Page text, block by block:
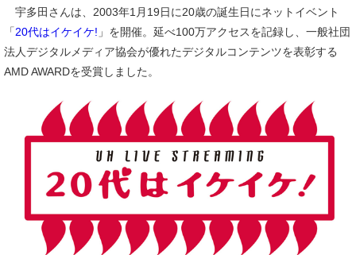
宇多田さんは、2003年1月19日に20歳の誕生日にネットイベント
「20代はイケイケ! 」を開催。延べ100万アクセスを記録し、一般社団
法人デジタルメディア協会が優れたデジタルコンテンツを表彰する
AMD AWARDを受賞しました。